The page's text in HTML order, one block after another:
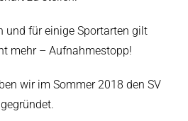
und für einige Sportarten gilt
mehr – Aufnahmestopp!
wir im Sommer 2018 den SV